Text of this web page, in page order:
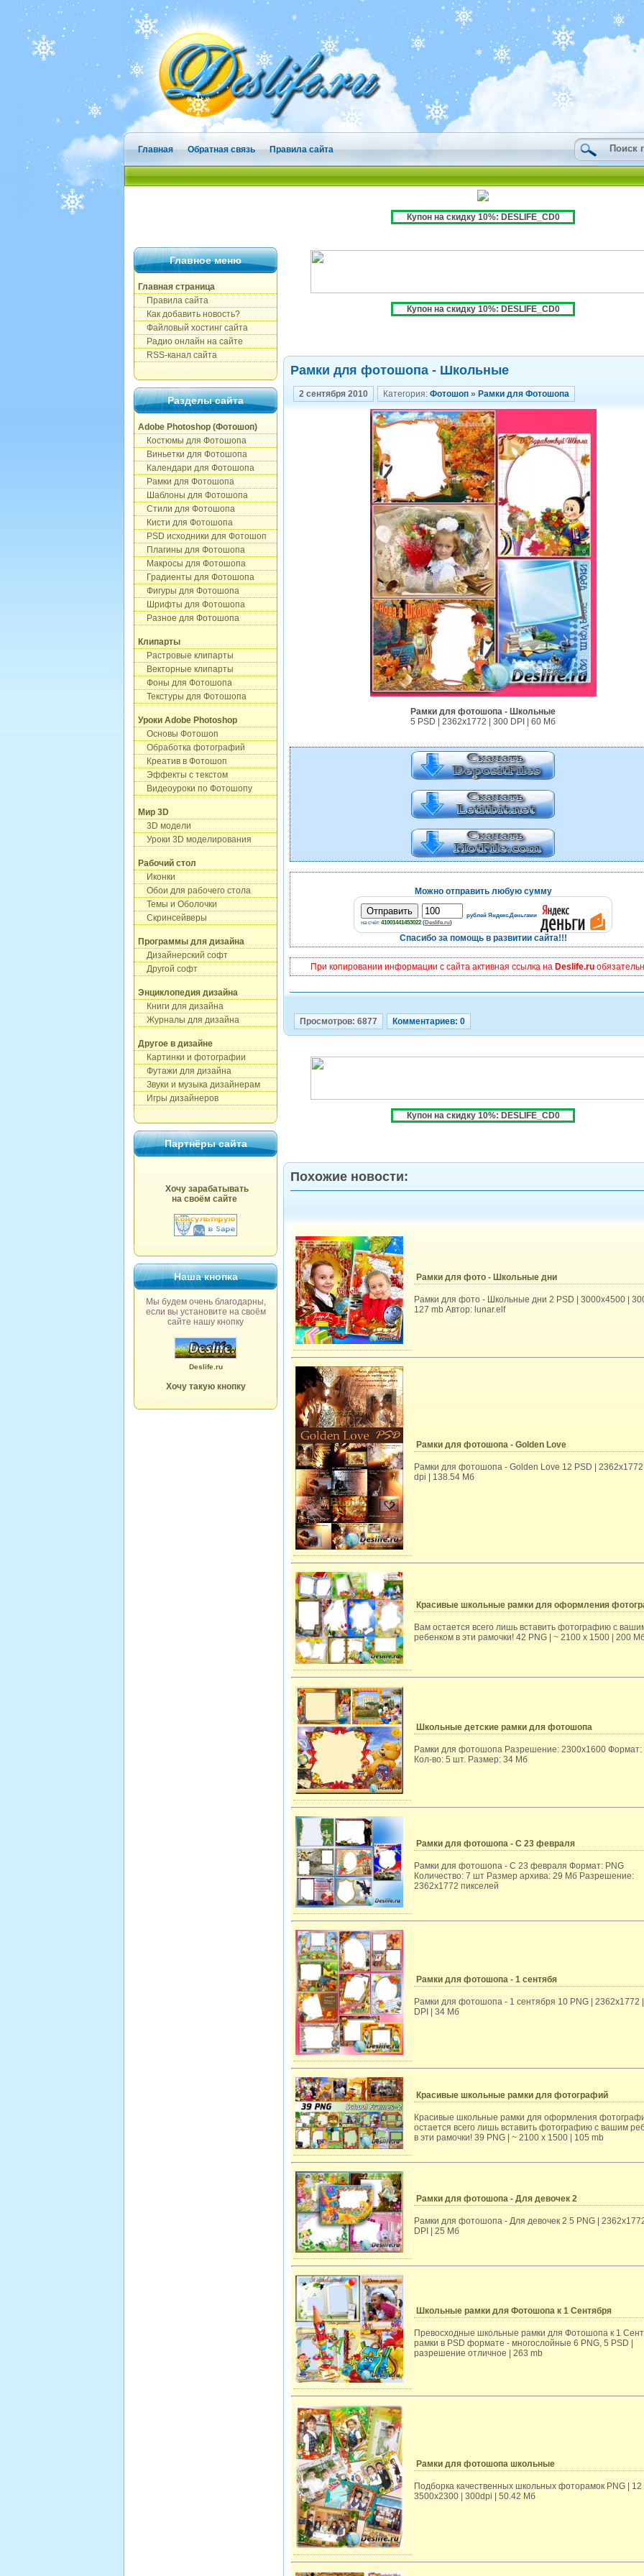
Главная Обратная связь Правила сайта
Купон на скидку 10%: DESLIFE_CD0
Главное меню
Главная страница
Правила сайта
Как добавить новость?
Файловый хостинг сайта
Радио онлайн на сайте
RSS-канал сайта
Разделы сайта
Adobe Photoshop (Фотошоп)
Костюмы для Фотошопа
Виньетки для Фотошопа
Календари для Фотошопа
Рамки для Фотошопа
Шаблоны для Фотошопа
Стили для Фотошопа
Кисти для Фотошопа
PSD исходники для Фотошоп
Плагины для Фотошопа
Макросы для Фотошопа
Градиенты для Фотошопа
Фигуры для Фотошопа
Шрифты для Фотошопа
Разное для Фотошопа
Клипарты
Растровые клипарты
Векторные клипарты
Фоны для Фотошопа
Текстуры для Фотошопа
Уроки Adobe Photoshop
Основы Фотошоп
Обработка фотографий
Креатив в Фотошоп
Эффекты с текстом
Видеоуроки по Фотошопу
Мир 3D
3D модели
Уроки 3D моделирования
Рабочий стол
Иконки
Обои для рабочего стола
Темы и Оболочки
Скринсейверы
Программы для дизайна
Дизайнерский софт
Другой софт
Энциклопедия дизайна
Книги для дизайна
Журналы для дизайна
Другое в дизайне
Картинки и фотографии
Футажи для дизайна
Звуки и музыка дизайнерам
Игры дизайнеров
Партнёры сайта
Хочу зарабатывать
на своём сайте
Наша кнопка
Мы будем очень благодарны,
если вы установите на своём
сайте нашу кнопку
Deslife.ru
Хочу такую кнопку
Купон на скидку 10%: DESLIFE_CD0
Рамки для фотошопа - Школьные
2 сентября 2010 Категория: Фотошоп » Рамки для Фотошопа
Рамки для фотошопа - Школьные
5 PSD | 2362x1772 | 300 DPI | 60 Мб
Можно отправить любую сумму
рублей Яндекс.Деньгами
на счёт 41001441453022 (Deslife.ru)
Спасибо за помощь в развитии сайта!!!
При копировании информации с сайта активная ссылка на Deslife.ru
Просмотров: 6877 Комментариев: 0
Купон на скидку 10%: DESLIFE_CD0
Похожие новости:
Рамки для фото - Школьные дни
Рамки для фото - Школьные дни 2 PSD | 3000х4500 |
127 mb Автор: lunar.elf
Рамки для фотошопа - Golden Love
Рамки для фотошопа - Golden Love 12 PSD |
dpi | 138.54 Мб
Красивые школьные рамки для оформления
Вам остается всего лишь вставить фотографию с
ребенком в эти рамочки! 42 PNG | ~ 2100 x 1500 | 200
Школьные детские рамки для фотошопа
Рамки для фотошопа Разрешение: 2300x1600 Формат:
Кол-во: 5 шт. Размер: 34 Мб
Рамки для фотошопа - С 23 февраля
Рамки для фотошопа - С 23 февраля Формат: PNG
Количество: 7 шт Размер архива: 29 Мб Разрешение:
2362x1772 пикселей
Рамки для фотошопа - 1 сентябя
Рамки для фотошопа - 1 сентября 10 PNG | 2362x1772
DPI | 34 Мб
Красивые школьные рамки для фотографий
Красивые школьные рамки для оформления
остается всего лишь вставить фотографию с вашим
в эти рамочки! 39 PNG | ~ 2100 x 1500 | 105 mb
Рамки для фотошопа - Для девочек 2
Рамки для фотошопа - Для девочек 2 5 PNG |
DPI | 25 Мб
Школьные рамки для Фотошопа к 1 Сентября
Превосходные школьные рамки для Фотошопа к 1
рамки в PSD формате - многослойные 6 PNG, 5 PSD |
разрешение отличное | 263 mb
Рамки для фотошопа школьные
Подборка качественных школьных фоторамок PNG |
3500х2300 | 300dpi | 50.42 Мб